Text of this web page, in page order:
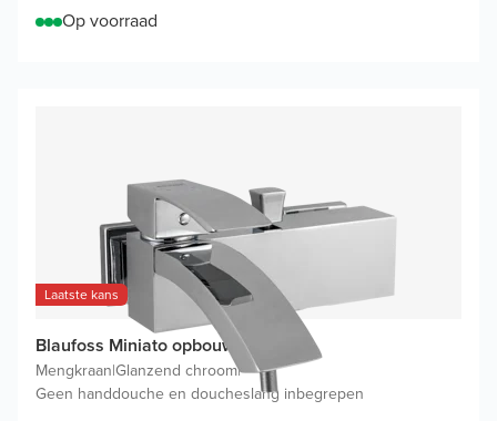
Op voorraad
Laatste kans
Blaufoss Miniato opbouw badkraan
Mengkraan|Glanzend chroom|
Geen handdouche en doucheslang inbegrepen